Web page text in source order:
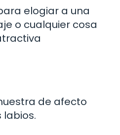
elogiar a una
o cualquier cosa
de afecto
labios.